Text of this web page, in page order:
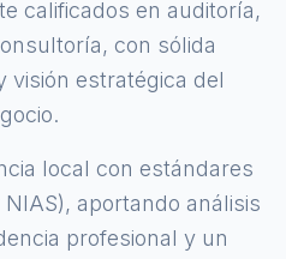
calificados en auditoría,
con sólida
visión estratégica del
local con estándares
aportando análisis
profesional y un